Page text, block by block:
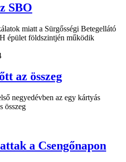
SBO
miatt a Sürgősségi Betegellátó
épület földszintjén működik
az összeg
negyedévben az egy kártyás
összeg
a Csengőnapon